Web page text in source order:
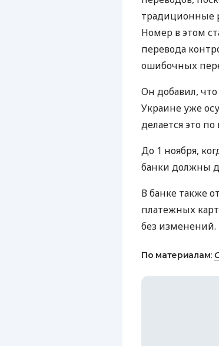
традиционные
Номер в этом
перевода
ошибочных
Он добавил,
Украине уже
делается это
До 1 ноября,
банки должны
В банке также
платежных
без изменений.
По материалам: